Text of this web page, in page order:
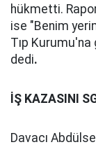
hükmetti.
ise "Benim
Tıp
dedi.
İŞ KAZASINI
Davacı